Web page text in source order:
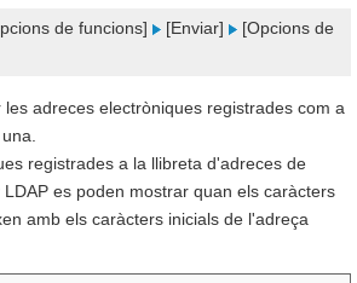
de funcions] [Enviar]
[Opcions de
adreces electròniques registrades com a
registrades a la llibreta d'adreces de
es poden mostrar quan els caràcters
amb els caràcters inicials de l'adreça